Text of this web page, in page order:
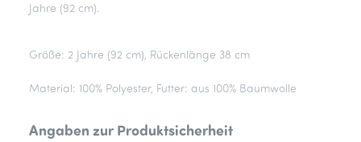
Jahre (92 cm).
Größe: 2 Jahre (92 cm), Rückenlänge 38 cm
Material: 100% Polyester, Futter: aus 100% Baumwolle
Angaben zur Produktsicherheit